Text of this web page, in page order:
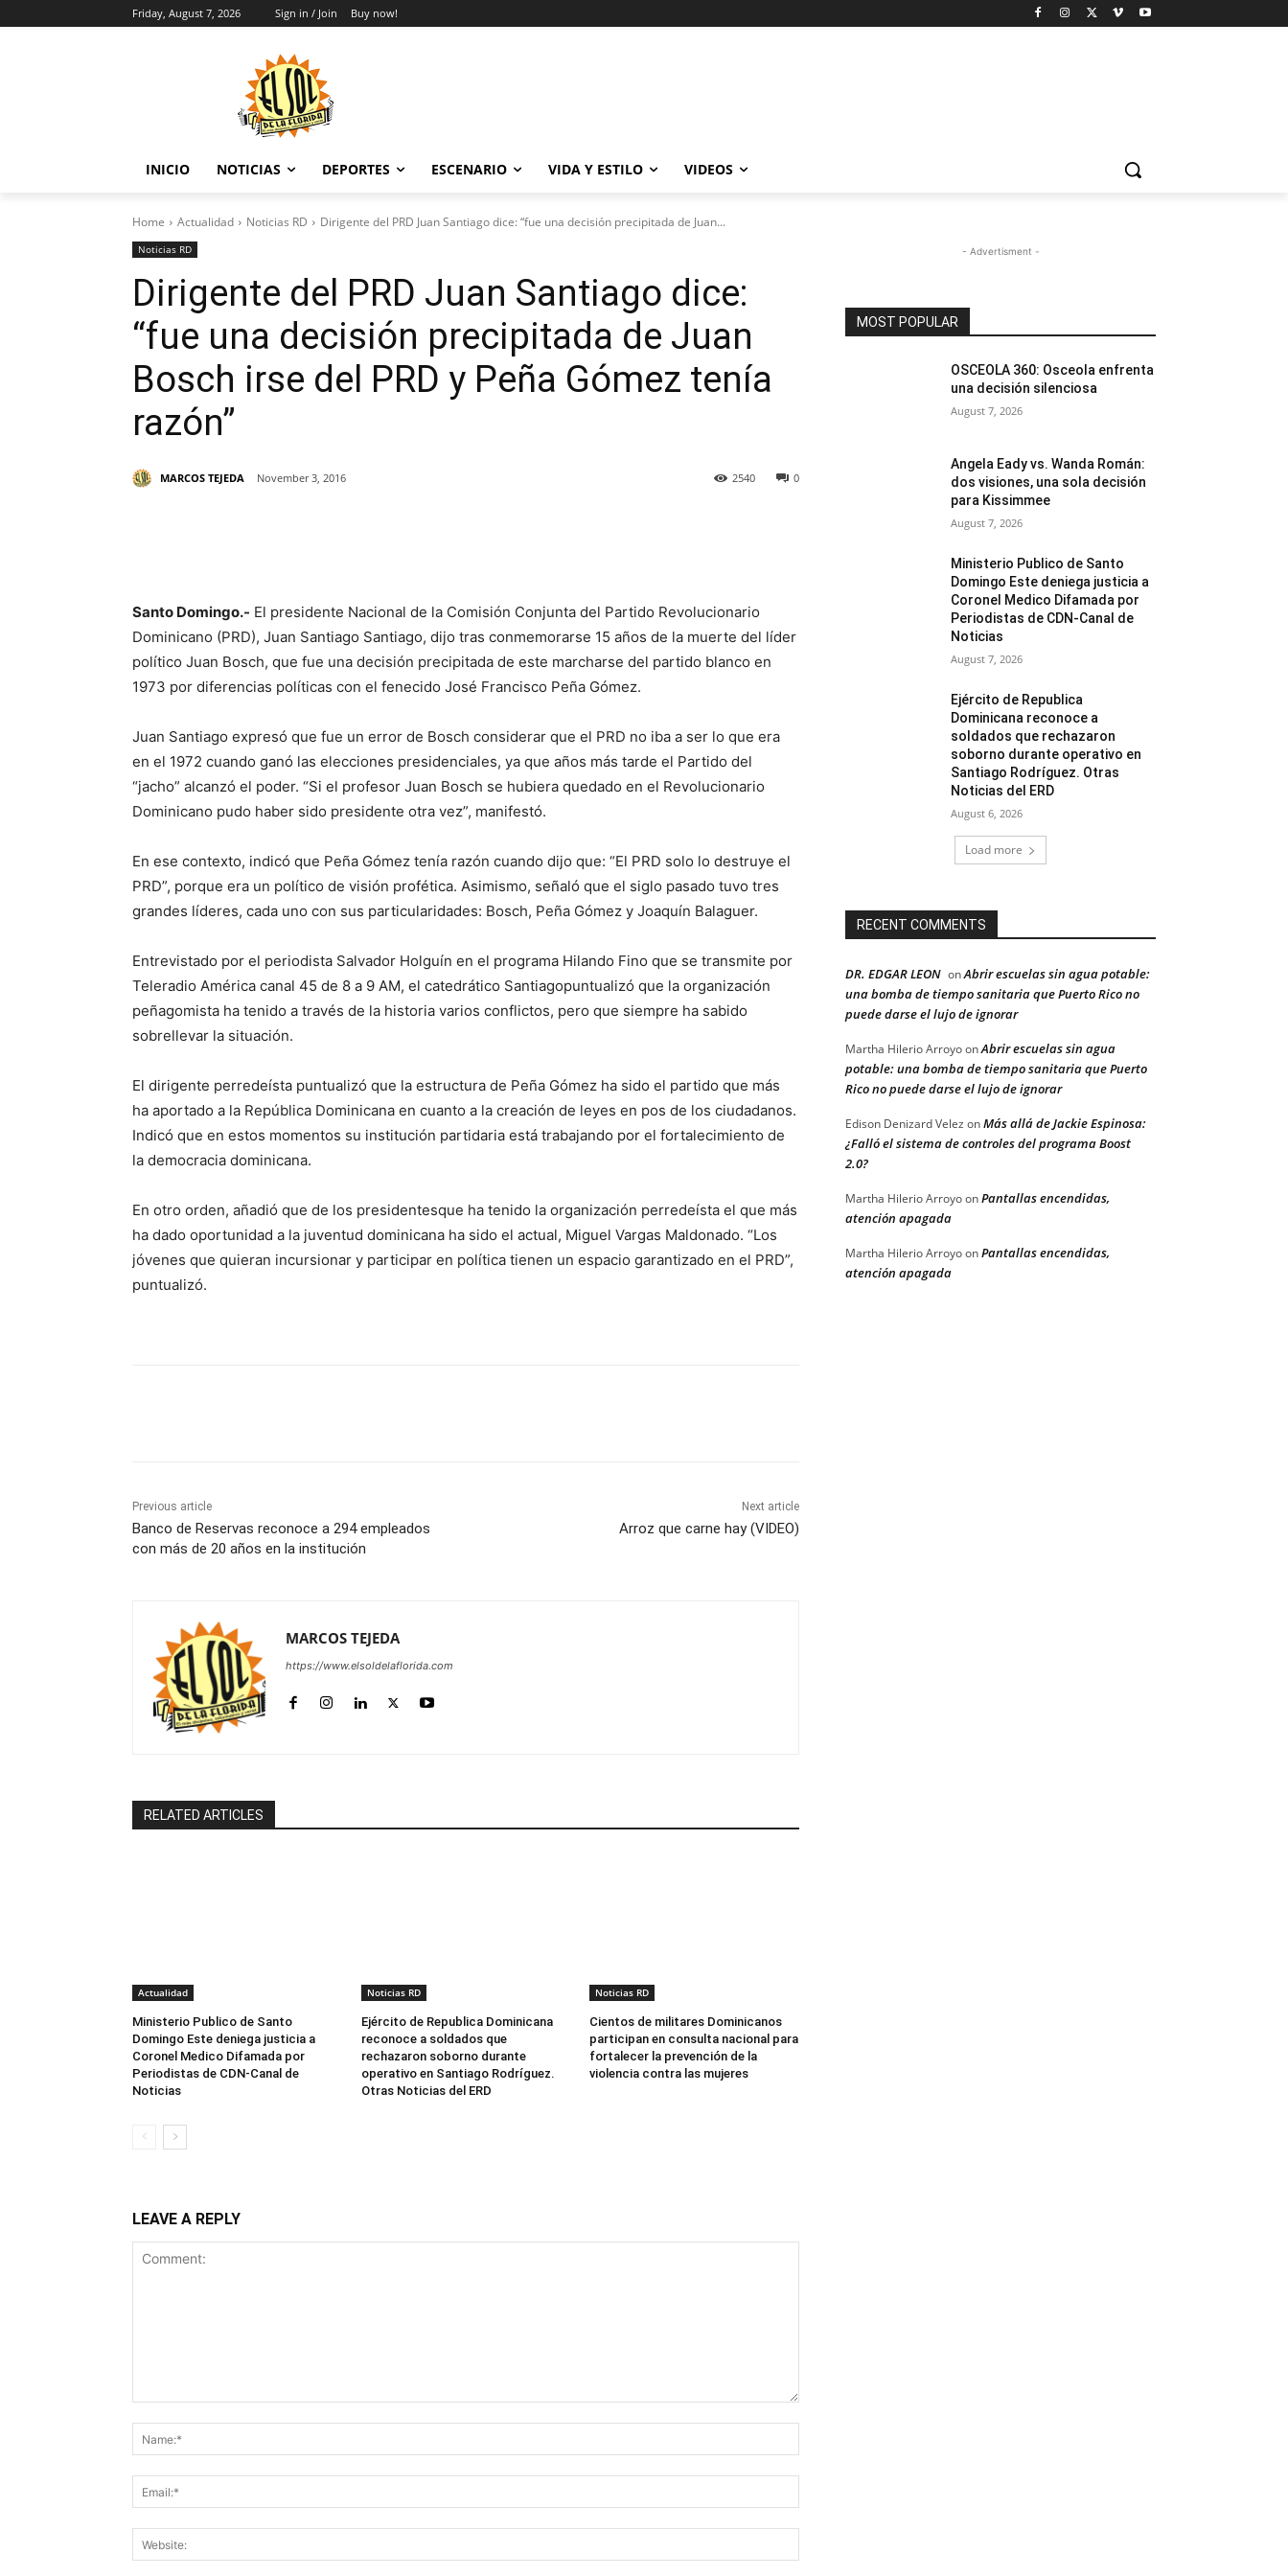
Friday, August 7, 2026 Sign in / Join Buy now!
INICIO NOTICIAS DEPORTES ESCENARIO VIDA Y ESTILO VIDEOS
Home Actualidad Noticias RD Dirigente del PRD Juan Santiago dice: “fue una decisión precipitada de Juan...
Noticias RD
Dirigente del PRD Juan Santiago dice:
“fue una decisión precipitada de Juan
Bosch irse del PRD y Peña Gómez tenía
razón”
MARCOS TEJEDA November 3, 2016 0
2540
Santo Domingo.- El presidente Nacional de la Comisión Conjunta del Partido Revolucionario
Dominicano (PRD), Juan Santiago Santiago, dijo tras conmemorarse 15 años de la muerte del líder
político Juan Bosch, que fue una decisión precipitada de este marcharse del partido blanco en
1973 por diferencias políticas con el fenecido José Francisco Peña Gómez.
Juan Santiago expresó que fue un error de Bosch considerar que el PRD no iba a ser lo que era
en el 1972 cuando ganó las elecciones presidenciales, ya que años más tarde el Partido del
“jacho” alcanzó el poder. “Si el profesor Juan Bosch se hubiera quedado en el Revolucionario
Dominicano pudo haber sido presidente otra vez”, manifestó.
En ese contexto, indicó que Peña Gómez tenía razón cuando dijo que: “El PRD solo lo destruye el
PRD”, porque era un político de visión profética. Asimismo, señaló que el siglo pasado tuvo tres
grandes líderes, cada uno con sus particularidades: Bosch, Peña Gómez y Joaquín Balaguer.
Entrevistado por el periodista Salvador Holguín en el programa Hilando Fino que se transmite por
Teleradio América canal 45 de 8 a 9 AM, el catedrático Santiagopuntualizó que la organización
peñagomista ha tenido a través de la historia varios conflictos, pero que siempre ha sabido
sobrellevar la situación.
El dirigente perredeísta puntualizó que la estructura de Peña Gómez ha sido el partido que más
ha aportado a la República Dominicana en cuanto a la creación de leyes en pos de los ciudadanos.
Indicó que en estos momentos su institución partidaria está trabajando por el fortalecimiento de
la democracia dominicana.
En otro orden, añadió que de los presidentesque ha tenido la organización perredeísta el que más
ha dado oportunidad a la juventud dominicana ha sido el actual, Miguel Vargas Maldonado. “Los
jóvenes que quieran incursionar y participar en política tienen un espacio garantizado en el PRD”,
puntualizó.
Previous article
Banco de Reservas reconoce a 294 empleados
con más de 20 años en la institución
Next article
Arroz que carne hay (VIDEO)
MARCOS TEJEDA
https://www.elsoldelaflorida.com
RELATED ARTICLES
Actualidad
Ministerio Publico de Santo
Domingo Este deniega justicia a
Coronel Medico Difamada por
Periodistas de CDN-Canal de
Noticias
Noticias RD
Ejército de Republica Dominicana
reconoce a soldados que
rechazaron soborno durante
operativo en Santiago Rodríguez.
Otras Noticias del ERD
Noticias RD
Cientos de militares Dominicanos
participan en consulta nacional para
fortalecer la prevención de la
violencia contra las mujeres
LEAVE A REPLY
- Advertisment -
MOST POPULAR
OSCEOLA 360: Osceola enfrenta
una decisión silenciosa
August 7, 2026
Angela Eady vs. Wanda Román:
dos visiones, una sola decisión
para Kissimmee
August 7, 2026
Ministerio Publico de Santo
Domingo Este deniega justicia a
Coronel Medico Difamada por
Periodistas de CDN-Canal de
Noticias
August 7, 2026
Ejército de Republica
Dominicana reconoce a
soldados que rechazaron
soborno durante operativo en
Santiago Rodríguez. Otras
Noticias del ERD
August 6, 2026
Load more
RECENT COMMENTS
DR. EDGAR LEON onAbrir escuelas sin agua potable:
una bomba de tiempo sanitaria que Puerto Rico no
puede darse el lujo de ignorar
Martha Hilerio ArroyoonAbrir escuelas sin agua
potable: una bomba de tiempo sanitaria que Puerto
Rico no puede darse el lujo de ignorar
Edison Denizard Velez onMás allá de Jackie Espinosa:
¿Falló el sistema de controles del programa Boost
2.0?
Martha Hilerio ArroyoonPantallas encendidas,
atención apagada
Martha Hilerio ArroyoonPantallas encendidas,
atención apagada